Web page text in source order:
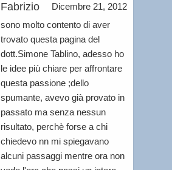
Fabrizio
Dicembre 21, 2012
sono molto contento di aver
trovato questa pagina del
dott.Simone Tablino, adesso ho
le idee più chiare per affrontare
questa passione ;dello
spumante, avevo già provato in
passato ma senza nessun
risultato, perchè forse a chi
chiedevo nn mi spiegavano
alcuni passaggi mentre ora non